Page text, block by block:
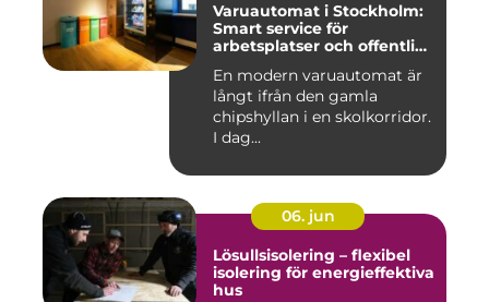
Varuautomat i Stockholm:
Smart service för
arbetsplatser och offentliga
En modern varuautomat är
långt ifrån den gamla
chipshyllan i en skolkorridor.
I dag...
06. jun
Lösullsisolering – flexibel
isolering för energieffektiva
hus